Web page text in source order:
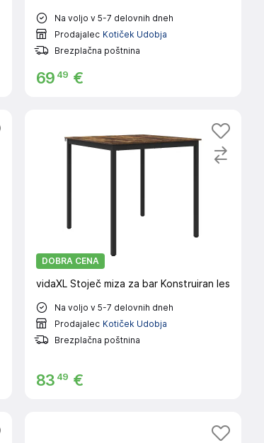
Na voljo v 5-7 delovnih dneh
Prodajalec Kotiček Udobja
Brezplačna poštnina
69 49 €
DOBRA CENA
vidaXL Stoječ miza za bar Konstruiran les
Na voljo v 5-7 delovnih dneh
Prodajalec Kotiček Udobja
Brezplačna poštnina
83 49 €